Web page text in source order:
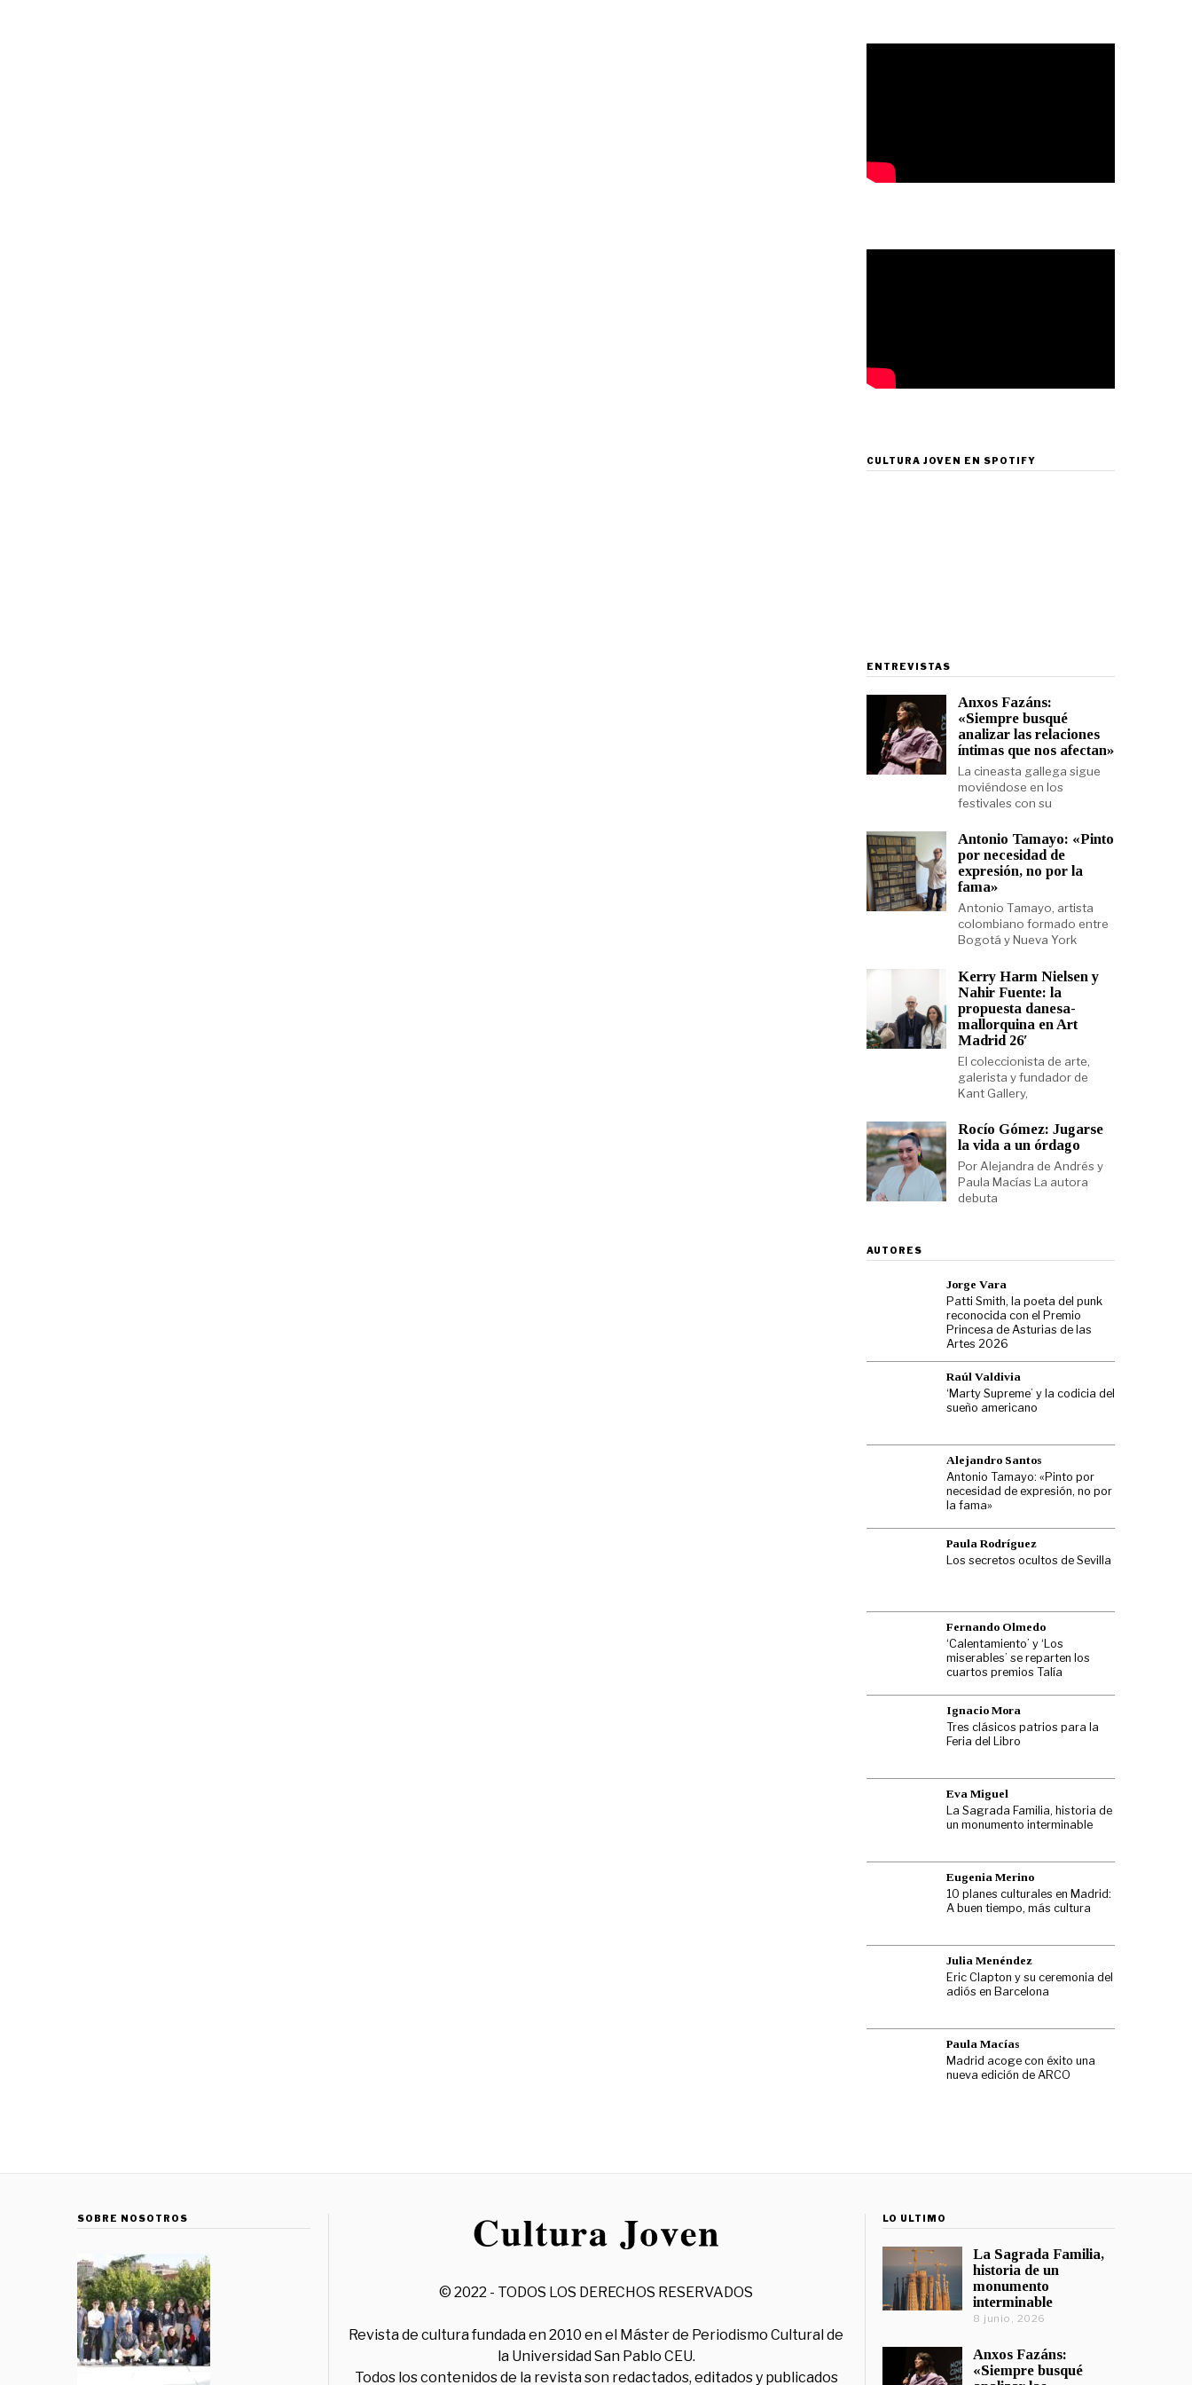
CULTURA JOVEN EN SPOTIFY
ENTREVISTAS
Anxos Fazáns:
«Siempre busqué
analizar las relaciones
íntimas que nos afectan»
La cineasta gallega sigue
moviéndose en los
festivales con su
Antonio Tamayo: «Pinto
por necesidad de
expresión, no por la
fama»
Antonio Tamayo, artista
colombiano formado entre
Bogotá y Nueva York
Kerry Harm Nielsen y
Nahir Fuente: la
propuesta danesa-
mallorquina en Art
Madrid 26′
El coleccionista de arte,
galerista y fundador de
Kant Gallery,
Rocío Gómez: Jugarse
la vida a un órdago
Por Alejandra de Andrés y
Paula Macías La autora
debuta
AUTORES
Jorge Vara
Patti Smith, la poeta del punk
reconocida con el Premio
Princesa de Asturias de las
Artes 2026
Raúl Valdivia
‘Marty Supreme’ y la codicia del
sueño americano
Alejandro Santos
Antonio Tamayo: «Pinto por
necesidad de expresión, no por
la fama»
Paula Rodríguez
Los secretos ocultos de Sevilla
Fernando Olmedo
‘Calentamiento’ y ‘Los
miserables’ se reparten los
cuartos premios Talía
Ignacio Mora
Tres clásicos patrios para la
Feria del Libro
Eva Miguel
La Sagrada Familia, historia de
un monumento interminable
Eugenia Merino
10 planes culturales en Madrid:
A buen tiempo, más cultura
Julia Menéndez
Eric Clapton y su ceremonia del
adiós en Barcelona
Paula Macías
Madrid acoge con éxito una
nueva edición de ARCO
SOBRE NOSOTROS
© 2022 - TODOS LOS DERECHOS RESERVADOS
Revista de cultura fundada en 2010 en el Máster de Periodismo Cultural de
la Universidad San Pablo CEU.
Todos los contenidos de la revista son redactados, editados y publicados
LO ÚLTIMO
La Sagrada Familia,
historia de un
monumento
interminable
8 junio, 2026
Anxos Fazáns:
«Siempre busqué